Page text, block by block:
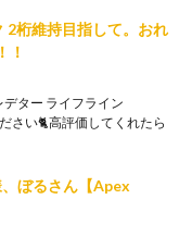
2桁維持目指して。おれ
！
ター ライフライン
さい🐈高評価してくれたら
ぼるさん【Apex